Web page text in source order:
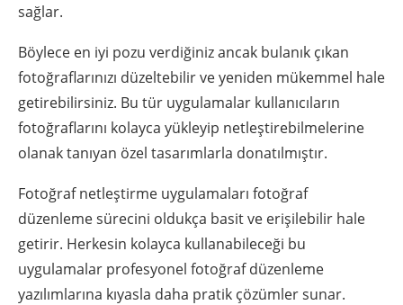
sağlar.
Böylece en iyi pozu verdiğiniz ancak bulanık çıkan
fotoğraflarınızı düzeltebilir ve yeniden mükemmel hale
getirebilirsiniz. Bu tür uygulamalar kullanıcıların
fotoğraflarını kolayca yükleyip netleştirebilmelerine
olanak tanıyan özel tasarımlarla donatılmıştır.
Fotoğraf netleştirme uygulamaları fotoğraf
düzenleme sürecini oldukça basit ve erişilebilir hale
getirir. Herkesin kolayca kullanabileceği bu
uygulamalar profesyonel fotoğraf düzenleme
yazılımlarına kıyasla daha pratik çözümler sunar.